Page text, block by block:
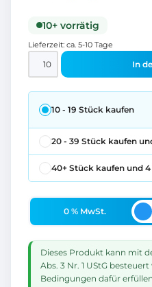
10+ vorrätig
Lieferzeit: ca. 5-10 Tage
In
10 - 19 Stück kaufen
20 - 39 Stück kaufen
40+ Stück kaufen und 4
0 % MwSt.
Dieses Produkt kann mit
Abs. 3 Nr. 1 UStG
Bedingungen dafür